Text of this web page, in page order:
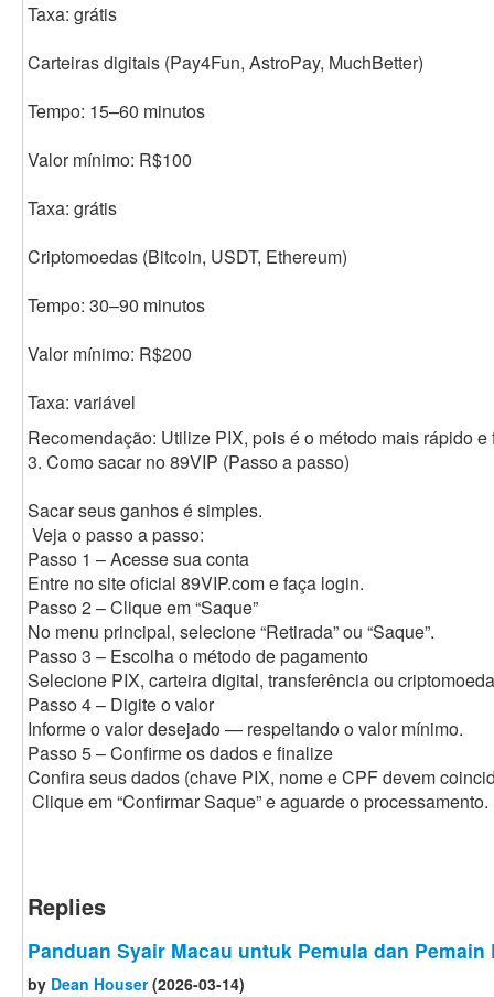
Taxa: grátis
Carteiras digitais (Pay4Fun, AstroPay, MuchBetter)
Tempo: 15–60 minutos
Valor mínimo: R$100
Taxa: grátis
Criptomoedas (Bitcoin, USDT, Ethereum)
Tempo: 30–90 minutos
Valor mínimo: R$200
Taxa: variável
Recomendação: Utilize PIX, pois é o método mais rápido
3. Como sacar no 89VIP (Passo a passo)
Sacar seus ganhos é simples.
Veja o passo a passo:
Passo 1 – Acesse sua conta
Entre no site oficial 89VIP.com e faça login.
Passo 2 – Clique em “Saque”
No menu principal, selecione “Retirada” ou “Saque”.
Passo 3 – Escolha o método de pagamento
Selecione PIX, carteira digital, transferência ou
Passo 4 – Digite o valor
Informe o valor desejado — respeitando o valor mínimo.
Passo 5 – Confirme os dados e finalize
Confira seus dados (chave PIX, nome e CPF devem
Clique em “Confirmar Saque” e aguarde o processamento.
Replies
Panduan Syair Macau untuk Pemula dan
by Dean Houser(2026-03-14)